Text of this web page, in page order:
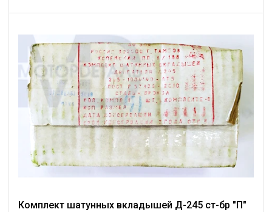
Комплект шатунных вкладышей Д-245 ст-бр "П"